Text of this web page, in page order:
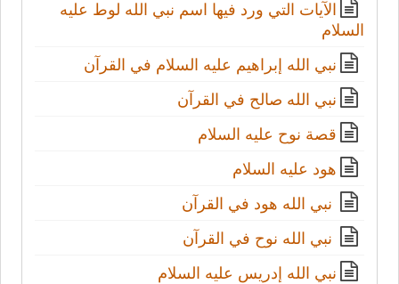
الآيات التي ورد فيها اسم نبي الله لوط عليه
السلام
نبي الله إبراهيم عليه السلام في القرآن
نبي الله صالح في القرآن
قصة نوح عليه السلام
هود عليه السلام
نبي الله هود في القرآن
نبي الله نوح في القرآن
نبي الله إدريس عليه السلام